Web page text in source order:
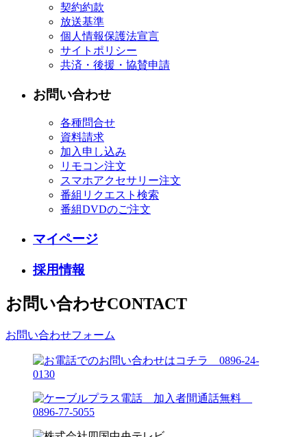
契約約款
放送基準
個人情報保護法宣言
サイトポリシー
共済・後援・協賛申請
お問い合わせ
各種問合せ
資料請求
加入申し込み
リモコン注文
スマホアクセサリー注文
番組リクエスト検索
番組DVDのご注文
マイページ
採用情報
お問い合わせCONTACT
お問い合わせフォーム